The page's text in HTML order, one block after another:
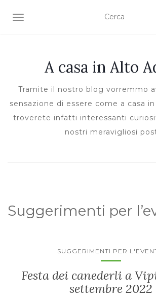
TOGGLE NAVIGATION
A casa in Alto
Tramite il nostro blog vorremmo
sensazione di essere come a casa
troverete infatti interessanti
nostri meravigliosi
Suggerimenti per
SUGGERIMENTI PER
Festa dei canederli a
settembre 2022